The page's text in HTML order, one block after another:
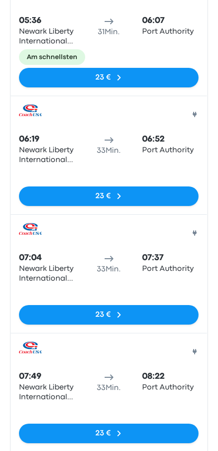
05:36
Newark Liberty
International
Airport
Terminal C
31Min.
06:07
Port Authority
Am schnellsten
23 €
06:19
Newark Liberty
International
33Min.
06:52
Port Authority
23 €
07:04
Newark Liberty
International
33Min.
07:37
Port Authority
23 €
07:49
Newark Liberty
International
33Min.
08:22
Port Authority
23 €